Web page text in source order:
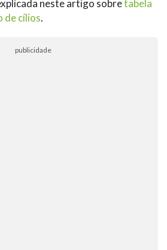
neste artigo sobretabela
de cílios.
publicidade